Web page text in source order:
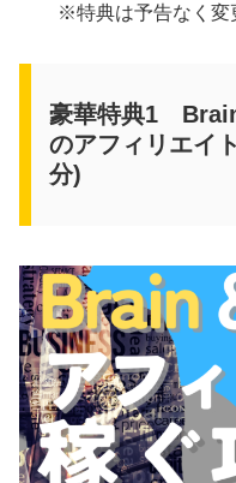
※特典は予告なく変
豪華特典1
のアフィリエイ
分)